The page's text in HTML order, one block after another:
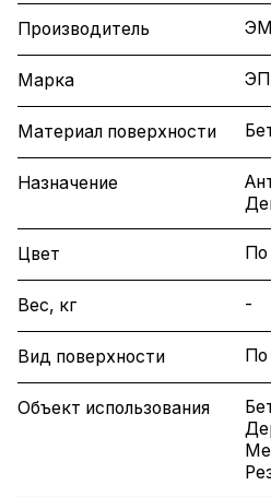
Производитель
Марка
Материал поверхности
Назначение
Цвет По
Вес, кг -
Вид поверхности
Объект использования